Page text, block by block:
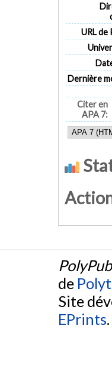
URL de
Dernière
Citer en
APA 7:
de
Site
EPrints.